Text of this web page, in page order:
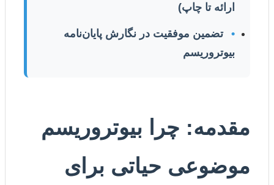
ارائه تا چاپ)
•
تضمین موفقیت در نگارش پایان‌نامه
بیوتروریسم
مقدمه: چرا بیوتروریسم
موضوعی حیاتی برای